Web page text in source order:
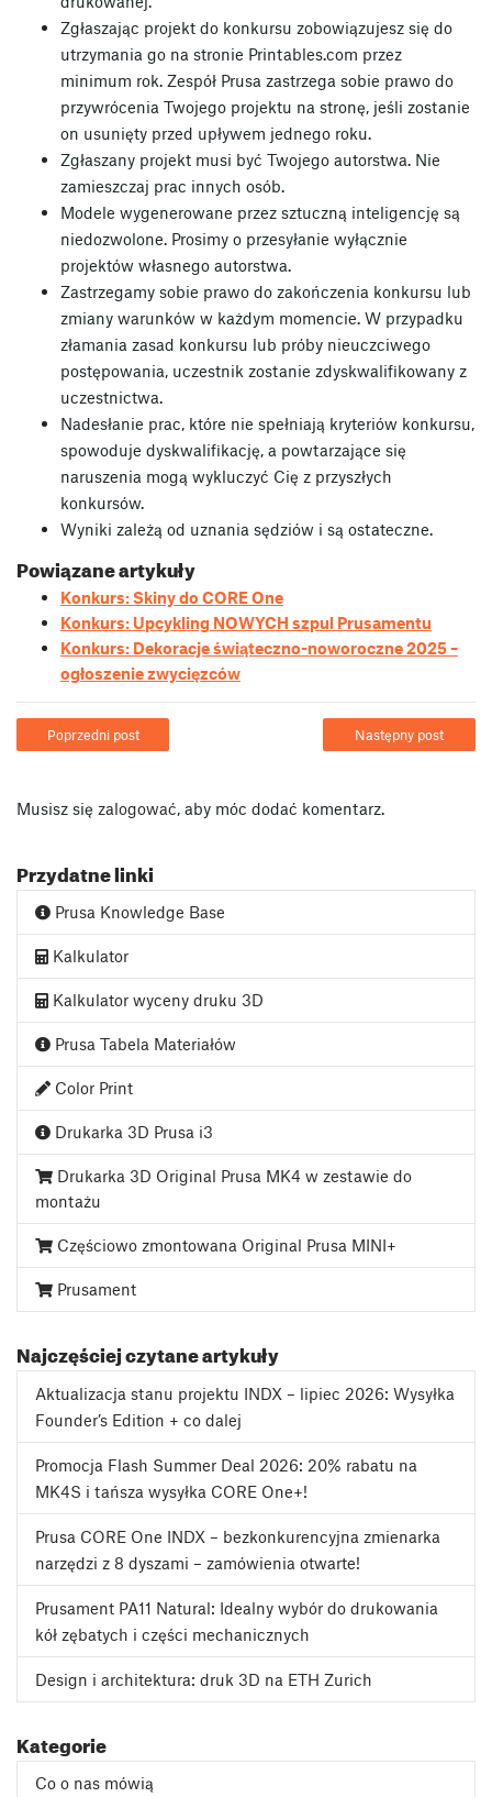
Zgłaszając projekt do konkursu zobowiązujesz się do
utrzymania go na stronie Printables.com przez
minimum rok. Zespół Prusa zastrzega sobie prawo do
przywrócenia Twojego projektu na stronę, jeśli zostanie
on usunięty przed upływem jednego roku.
Zgłaszany projekt musi być Twojego autorstwa. Nie
zamieszczaj prac innych osób.
Modele wygenerowane przez sztuczną inteligencję są
niedozwolone. Prosimy o przesyłanie wyłącznie
projektów własnego autorstwa.
Zastrzegamy sobie prawo do zakończenia konkursu lub
zmiany warunków w każdym momencie. W przypadku
złamania zasad konkursu lub próby nieuczciwego
postępowania, uczestnik zostanie zdyskwalifikowany z
uczestnictwa.
Nadesłanie prac, które nie spełniają kryteriów konkursu,
spowoduje dyskwalifikację, a powtarzające się
naruszenia mogą wykluczyć Cię z przyszłych
konkursów.
Wyniki zależą od uznania sędziów i są ostateczne.
Powiązane artykuły
Konkurs: Skiny do CORE One
Konkurs: Upcykling NOWYCH szpul Prusamentu
Konkurs: Dekoracje świąteczno-noworoczne 2025 –
ogłoszenie zwycięzców
Poprzedni post Następny post
Musisz się zalogować, aby móc dodać komentarz.
Przydatne linki
Prusa Knowledge Base
Kalkulator
Kalkulator wyceny druku 3D
Prusa Tabela Materiałów
Color Print
Drukarka 3D Prusa i3
Drukarka 3D Original Prusa MK4 w zestawie do
montażu
Częściowo zmontowana Original Prusa MINI+
Prusament
Najczęściej czytane artykuły
Aktualizacja stanu projektu INDX – lipiec 2026: Wysyłka
Founder’s Edition + co dalej
Promocja Flash Summer Deal 2026: 20% rabatu na
MK4S i tańsza wysyłka CORE One+!
Prusa CORE One INDX – bezkonkurencyjna zmienarka
narzędzi z 8 dyszami – zamówienia otwarte!
Prusament PA11 Natural: Idealny wybór do drukowania
kół zębatych i części mechanicznych
Design i architektura: druk 3D na ETH Zurich
Kategorie
Co o nas mówią